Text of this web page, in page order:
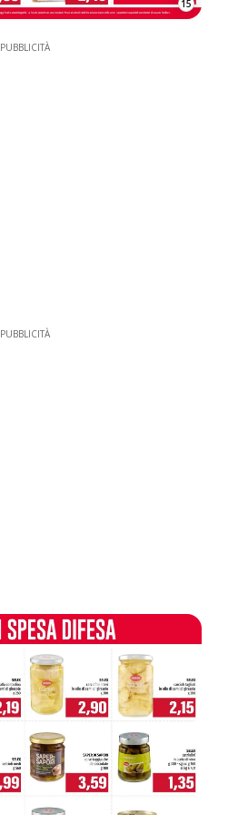
15
PUBBLICITÀ
PUBBLICITÀ